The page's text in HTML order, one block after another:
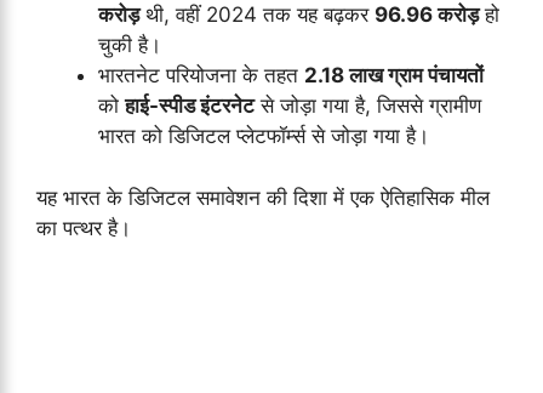
करोड़थी, वहीं 2024 तक यह बढ़कर 96.96 करोड़हो
चुकी है।
भारतनेट परियोजना के तहत 2.18 लाख ग्राम पंचायतों
कोहाई-स्पीड इंटरनेटसे जोड़ा गया है, जिससे ग्रामीण
भारत को डिजिटल प्लेटफॉर्म्स से जोड़ा गया है।
यह भारत के डिजिटल समावेशन की दिशा में एक ऐतिहासिक मील
का पत्थर है।